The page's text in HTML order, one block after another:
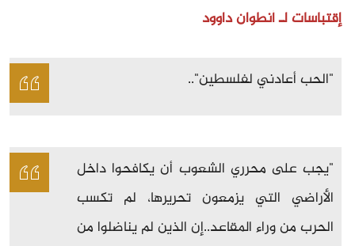
إقتباسات لـ أنطوان داوود
"الحب أعادني لفلسطين"..
"يجب على محرري الشعوب أن يكافحوا داخل
الأراضي التي يزمعون تحريرها، لم تكسب
الحرب من وراء المقاعد..إن الذين لم يناضلوا من